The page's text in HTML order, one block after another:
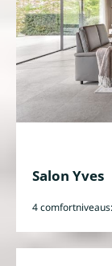
Salon Yves
4